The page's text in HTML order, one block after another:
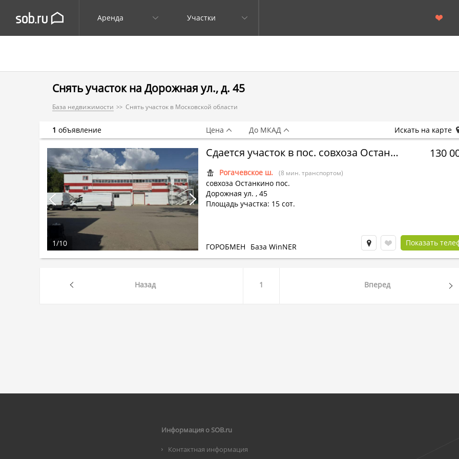
Аренда Участки
Снять участок на Дорожная ул., д. 45
База недвижимости Снять участок в Московской области
Сдается участок в пос. совхоза Останкино
Рогачевское ш. (8 мин. транспортом)
совхоза Останкино пос.
Дорожная ул. , 45
Площадь участка: 15 сот.
130
ГОРОБМЕН База WinNER Показать
1/10
1 объявление Цена До МКАД Искать на карте
Назад 1 Вперед
Информация о SOB.ru
Контактная информация